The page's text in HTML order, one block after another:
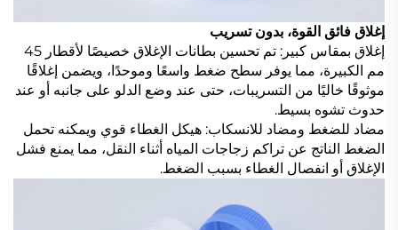
إغلاق فائق القوة، بدون تسريب
إغلاق بمقاس كبير: تم تحسين بطانات الإغلاق خصيصًا لأقطار 45
مم الكبيرة، مما يوفر سطح ضغط واسعًا وموحدًا، ويضمن إغلاقًا
موثوقًا خاليًا من التسريبات، حتى عند وضع الدلو على جانبه أو عند
حدوث تشوه بسيط.
مضاد للضغط ومضاد للانسكاب: هيكل الغطاء قوي ويمكنه تحمل
الضغط الناتج عن تراكم زجاجات المياه أثناء النقل، مما يمنع فشل
الإغلاق أو انفصال الغطاء بسبب الضغط.